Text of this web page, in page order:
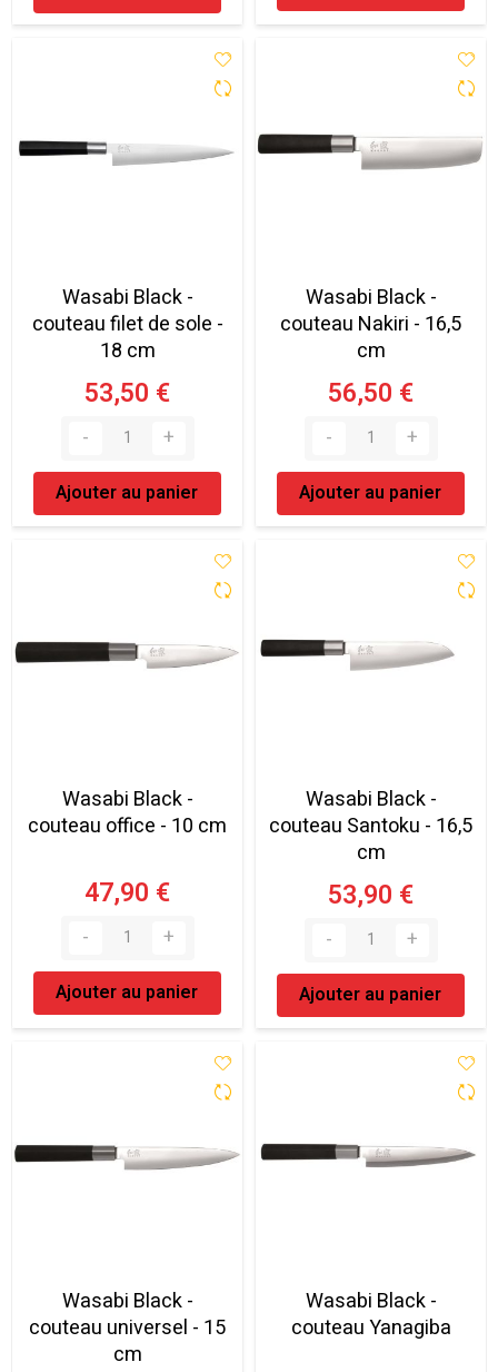
Wasabi Black -
couteau filet de sole -
18 cm
53,50 €
Ajouter au panier
Wasabi Black -
couteau Nakiri - 16,5
cm
56,50 €
Ajouter au panier
Wasabi Black -
couteau office - 10 cm
47,90 €
Ajouter au panier
Wasabi Black -
couteau Santoku - 16,5
cm
53,90 €
Ajouter au panier
Wasabi Black -
couteau universel - 15
cm
Wasabi Black -
couteau Yanagiba